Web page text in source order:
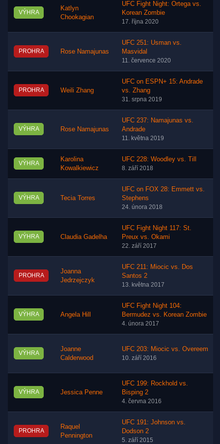
VÝHRA
Katlyn
Chookagian
UFC Fight Night: Ortega vs.
Korean Zombie
17. října 2020
PROHRA Rose Namajunas
UFC 251: Usman vs.
Masvidal
11. července 2020
PROHRA Weili Zhang
UFC on ESPN+ 15: Andrade
vs. Zhang
31. srpna 2019
VÝHRA Rose Namajunas
UFC 237: Namajunas vs.
Andrade
11. května 2019
VÝHRA
Karolina
Kowalkiewicz
UFC 228: Woodley vs. Till
8. září 2018
VÝHRA Tecia Torres
UFC on FOX 28: Emmett vs.
Stephens
24. února 2018
VÝHRA Claudia Gadelha
UFC Fight Night 117: St.
Preux vs. Okami
22. září 2017
PROHRA
Joanna
Jedrzejczyk
UFC 211: Miocic vs. Dos
Santos 2
13. května 2017
VÝHRA Angela Hill
UFC Fight Night 104:
Bermudez vs. Korean Zombie
4. února 2017
VÝHRA
Joanne
Calderwood
UFC 203: Miocic vs. Overeem
10. září 2016
VÝHRA Jessica Penne
UFC 199: Rockhold vs.
Bisping 2
4. června 2016
PROHRA
Raquel
Pennington
UFC 191: Johnson vs.
Dodson 2
5. září 2015